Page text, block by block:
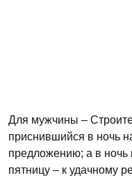
Для мужчины –
приснившийся в ночь
предложению; а в ночь
пятницу – к удачному